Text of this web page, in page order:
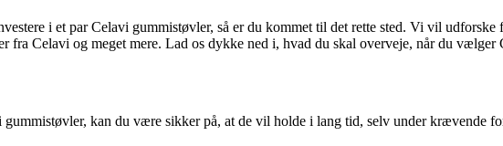
i et par Celavi gummistøvler, så er du kommet til det rette sted. Vi vil
fra Celavi og meget mere. Lad os dykke ned i, hvad du skal overveje, når du vælger
kan du være sikker på, at de vil holde i lang tid, selv under krævende